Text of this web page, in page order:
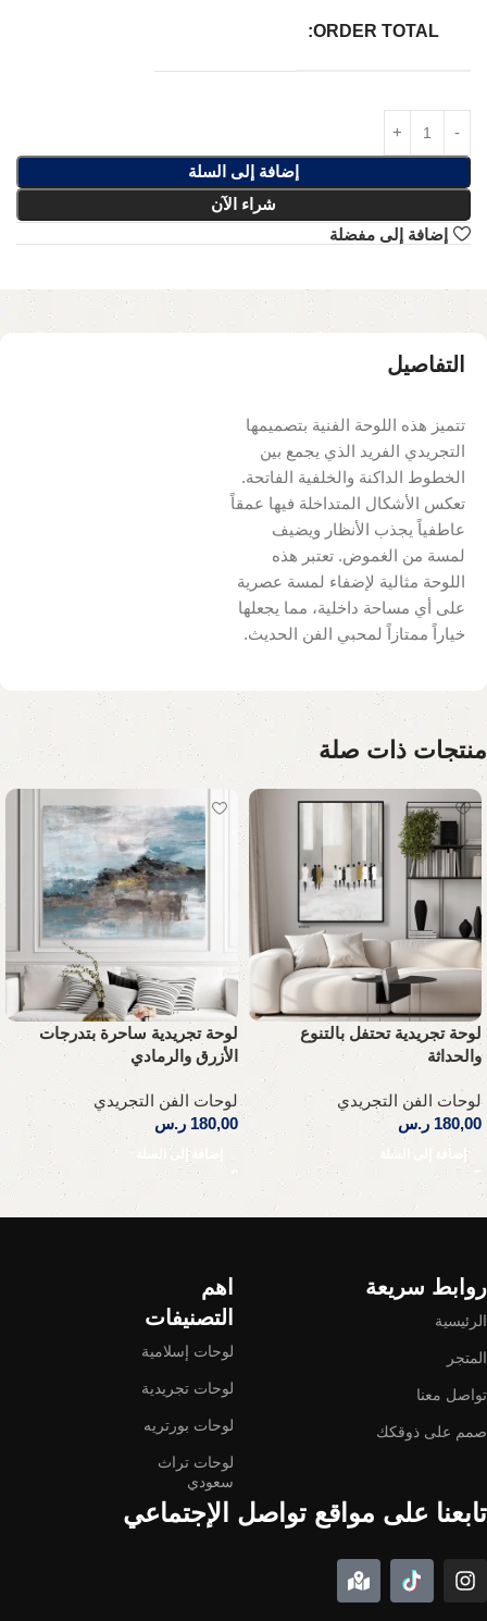
ORDER TOTAL:
إضافة إلى السلة
شراء الآن
إضافة إلى مفضلة
التفاصيل
تتميز هذه اللوحة الفنية بتصميمها
التجريدي الفريد الذي يجمع بين
الخطوط الداكنة والخلفية الفاتحة.
تعكس الأشكال المتداخلة فيها عمقاً
عاطفياً يجذب الأنظار ويضيف
لمسة من الغموض. تعتبر هذه
اللوحة مثالية لإضفاء لمسة عصرية
على أي مساحة داخلية، مما يجعلها
خياراً ممتازاً لمحبي الفن الحديث.
منتجات ذات صلة
لوحة تجريدية تحتفل بالتنوع
والحداثة
لوحات الفن التجريدي
180,00 ر.س
إضافة إلى السلة
لوحة تجريدية ساحرة بتدرجات
الأزرق والرمادي
لوحات الفن التجريدي
180,00 ر.س
إضافة إلى السلة
Read More
روابط سريعة
الرئيسية
المتجر
تواصل معنا
صمم على ذوقكك
اهم
التصنيفات
لوحات إسلامية
لوحات تجريدية
لوحات بورتريه
لوحات تراث
سعودي
تابعنا على مواقع تواصل الإجتماعي